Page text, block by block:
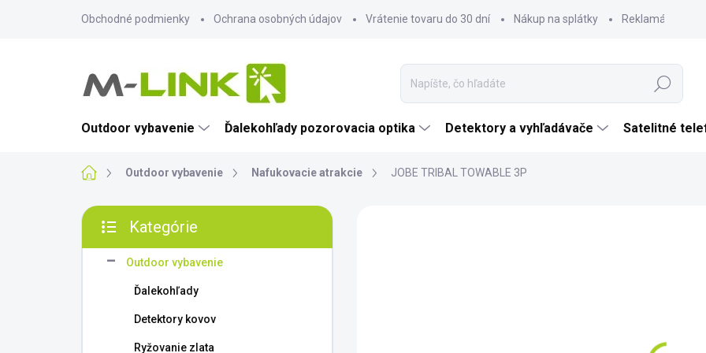
Obchodné podmienky Ochrana osobných údajov Vrátenie tovaru do 30 dní Nákup na splátky Reklamácia
Hľadať
Outdoor vybavenie Ďalekohľady pozorovacia optika Detektory a vyhľadávače Satelitné
DomovOutdoor vybavenie Nafukovacie atrakcie JOBE TRIBAL TOWABLE 3P
B
č
kategórie
Kategórie
Outdoor vybavenie
Ďalekohľady
Detektory kovov
Ryžovanie zlata